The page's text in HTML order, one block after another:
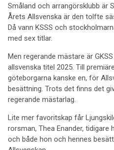
Småland och arrangörsklubb är
Årets Allsvenska är den tolfte
Då vann KSSS och
med sex titlar.
Men regerande mästare är
allsvenska titel 2025. Till
göteborgarna kanske en, för
besättning. Trots det finns det
regerande mästarlag.
Lite mer favoritskap får
rorsman, Thea Enander, tidigare
och både hon och hennes